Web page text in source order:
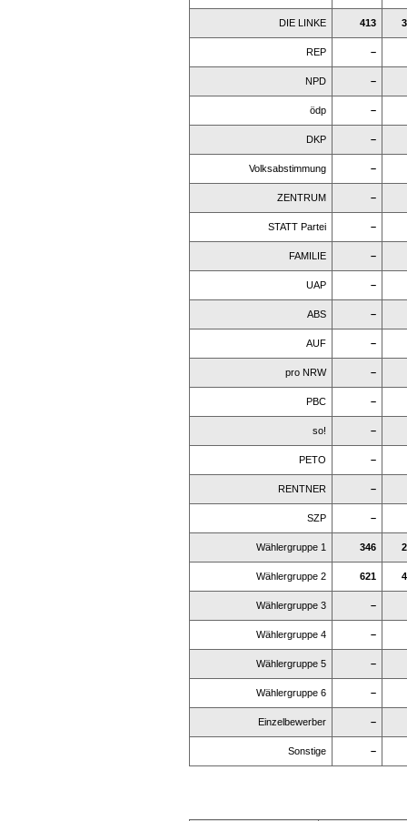
DIE LINKE 413
REP –
NPD –
ödp –
DKP –
Volksabstimmung –
ZENTRUM –
STATT Partei –
FAMILIE –
UAP –
ABS –
AUF –
pro NRW –
PBC –
so! –
PETO –
RENTNER –
SZP –
Wählergruppe 1 346
Wählergruppe 2 621
Wählergruppe 3 –
Wählergruppe 4 –
Wählergruppe 5 –
Wählergruppe 6 –
Einzelbewerber –
Sonstige –